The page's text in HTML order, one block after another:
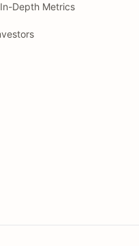
Depth Metrics